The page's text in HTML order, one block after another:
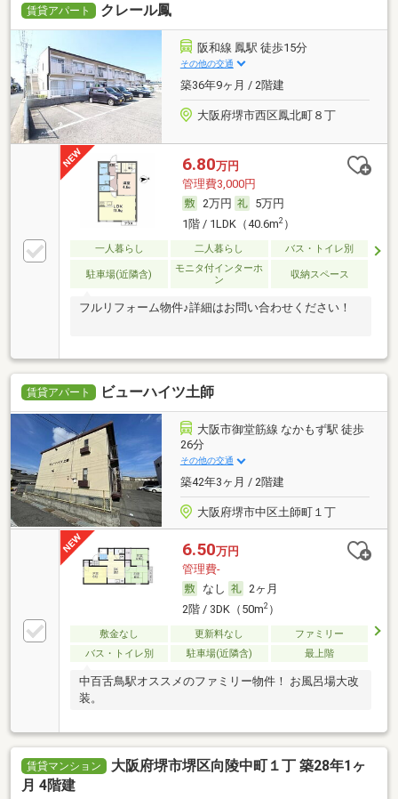
賃貸アパート クレール鳳
阪和線 鳳駅 徒歩15分
その他の交通
築36年9ヶ月 / 2階建
大阪府堺市西区鳳北町８丁
6.80万円
管理費3,000円
2万円
5万円
1階 / 1LDK（40.6m2）
一人暮らし 二人暮らし バス・トイレ別
駐車場(近隣含)
モニタ付インターホ
ン
収納スペース
フルリフォーム物件♪詳細はお問い合わせください！
賃貸アパート ビューハイツ土師
大阪市御堂筋線 なかもず駅 徒歩
26分
その他の交通
築42年3ヶ月 / 2階建
大阪府堺市中区土師町１丁
6.50万円
管理費-
なし
2ヶ月
2階 / 3DK（50m2）
敷金なし 更新料なし
ファミリー
バス・トイレ別
駐車場(近隣含) 最上階
中百舌鳥駅オススメのファミリー物件！ お風呂場大改
装。
賃貸マンション
大阪府堺市堺区向陵中町１丁 築28年1ヶ
月 4階建